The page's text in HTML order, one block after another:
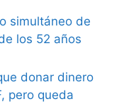
simultáneo de
los 52 años
donar dinero
pero queda